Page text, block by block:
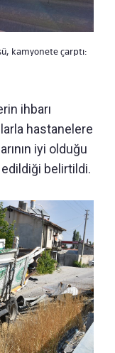
kamyonete çarptı:
ihbarı
hastanelere
iyi olduğu
belirtildi.